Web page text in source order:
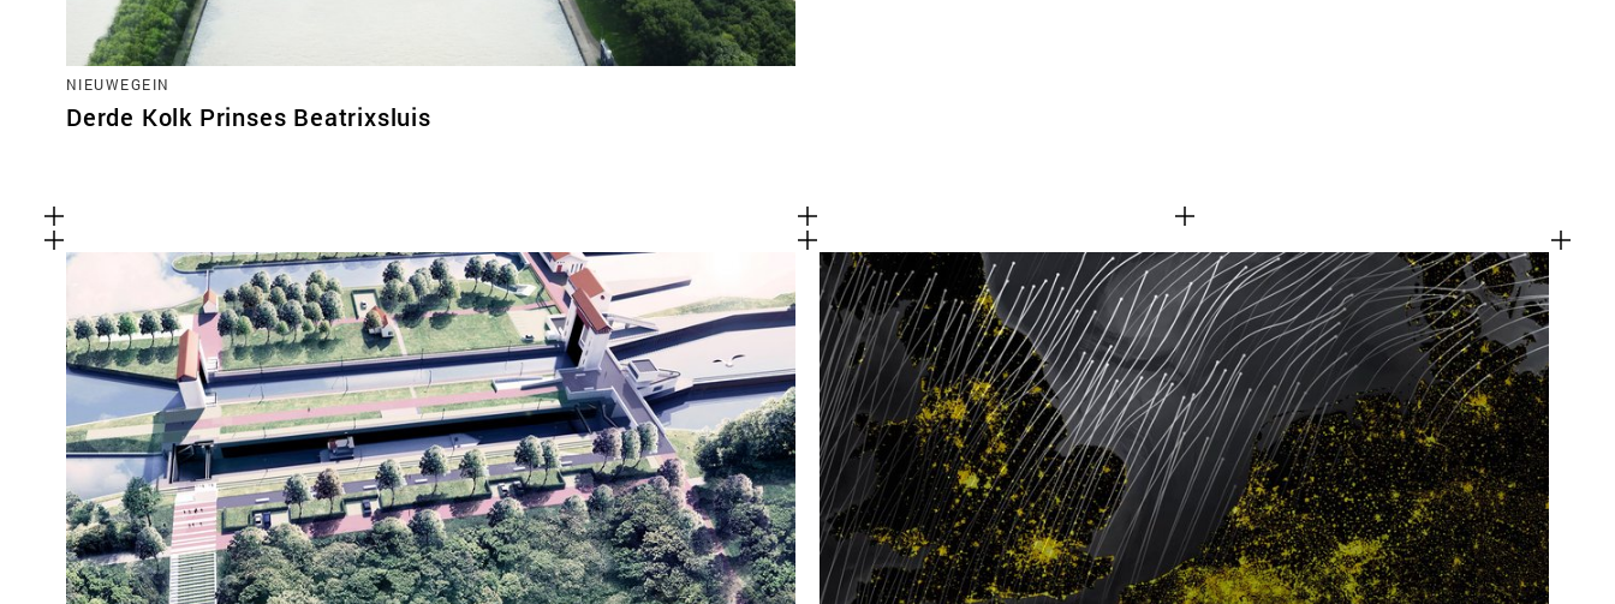
NIEUWEGEIN
Derde Kolk Prinses Beatrixsluis